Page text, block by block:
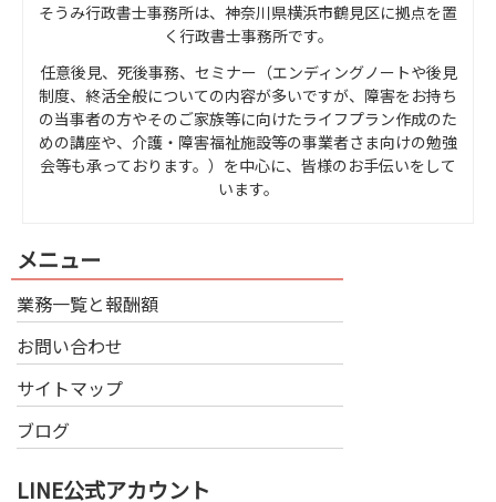
そうみ行政書士事務所は、神奈川県横浜市鶴見区に拠点を置
く行政書士事務所です。
任意後見、死後事務、セミナー（エンディングノートや後見
制度、終活全般についての内容が多いですが、障害をお持ち
の当事者の方やそのご家族等に向けたライフプラン作成のた
めの講座や、介護・障害福祉施設等の事業者さま向けの勉強
会等も承っております。）を中心に、皆様のお手伝いをして
います。
メニュー
業務一覧と報酬額
お問い合わせ
サイトマップ
ブログ
LINE公式アカウント